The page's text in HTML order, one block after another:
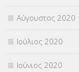
Αύγουστος 2020
Ιούλιος 2020
Ιούνιος 2020